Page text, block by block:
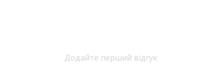
Додайте перший відгук